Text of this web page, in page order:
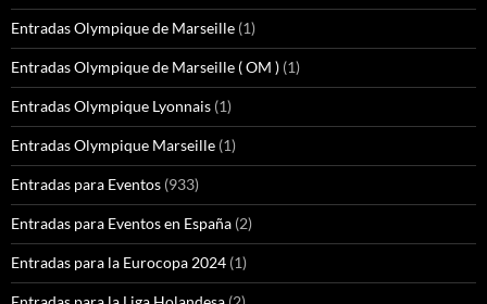
Entradas Olympique de Marseille (1)
Entradas Olympique de Marseille ( OM ) (1)
Entradas Olympique Lyonnais (1)
Entradas Olympique Marseille (1)
Entradas para Eventos (933)
Entradas para Eventos en España (2)
Entradas para la Eurocopa 2024 (1)